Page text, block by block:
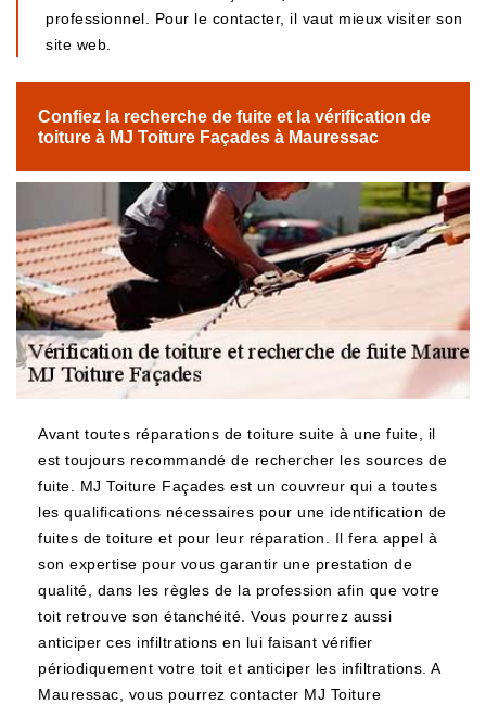
professionnel. Pour le contacter, il vaut mieux visiter son
site web.
Confiez la recherche de fuite et la vérification de
toiture à MJ Toiture Façades à Mauressac
Avant toutes réparations de toiture suite à une fuite, il
est toujours recommandé de rechercher les sources de
fuite. MJ Toiture Façades est un couvreur qui a toutes
les qualifications nécessaires pour une identification de
fuites de toiture et pour leur réparation. Il fera appel à
son expertise pour vous garantir une prestation de
qualité, dans les règles de la profession afin que votre
toit retrouve son étanchéité. Vous pourrez aussi
anticiper ces infiltrations en lui faisant vérifier
périodiquement votre toit et anticiper les infiltrations. A
Mauressac, vous pourrez contacter MJ Toiture